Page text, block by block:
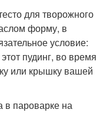
для творожного
форму, в
условие:
пудинг, во время
или крышку вашей
в пароварке на